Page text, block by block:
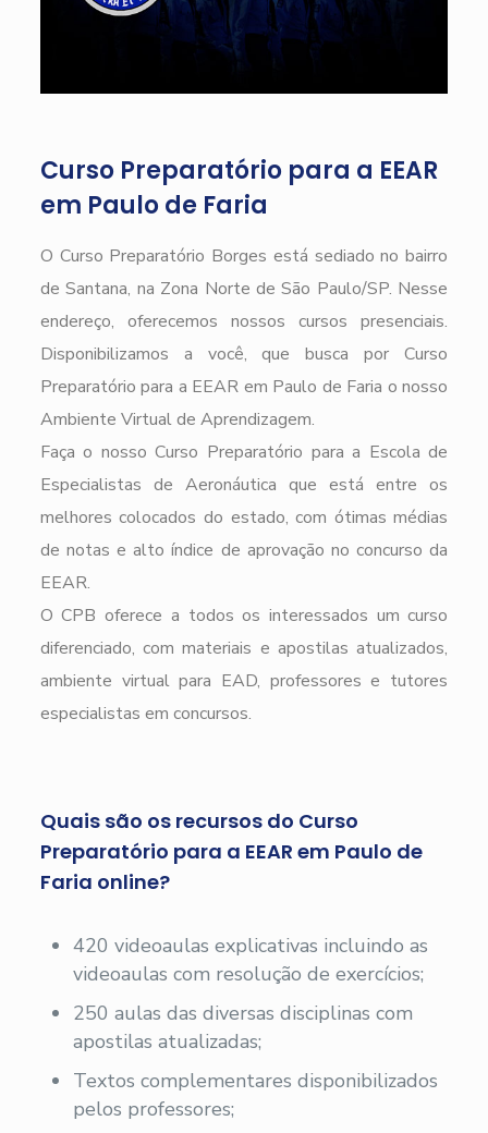
Curso Preparatório para a EEAR
em Paulo de Faria
O Curso Preparatório Borges está sediado no bairro
de Santana, na Zona Norte de São Paulo/SP. Nesse
endereço, oferecemos nossos cursos presenciais.
Disponibilizamos a você, que busca por Curso
Preparatório para a EEAR em Paulo de Faria o nosso
Ambiente Virtual de Aprendizagem.
Faça o nosso Curso Preparatório para a Escola de
Especialistas de Aeronáutica que está entre os
melhores colocados do estado, com ótimas médias
de notas e alto índice de aprovação no concurso da
EEAR.
O CPB oferece a todos os interessados um curso
diferenciado, com materiais e apostilas atualizados,
ambiente virtual para EAD, professores e tutores
especialistas em concursos.
Quais são os recursos do Curso
Preparatório para a EEAR em Paulo de
Faria online?
420 videoaulas explicativas incluindo as
videoaulas com resolução de exercícios;
250 aulas das diversas disciplinas com
apostilas atualizadas;
Textos complementares disponibilizados
pelos professores;